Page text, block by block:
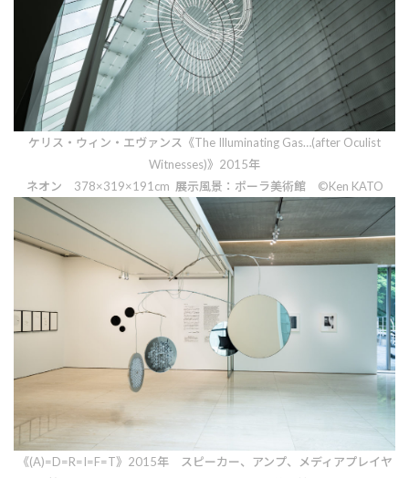
ケリス・ウィン・エヴァンス《The Illuminating Gas…(after Oculist
Witnesses)》2015年
ネオン 378×319×191cm 展示風景：ポーラ美術館 ©Ken KATO
《(A)=D=R=I=F=T》2015年 スピーカー、アンプ、メディアプレイヤ